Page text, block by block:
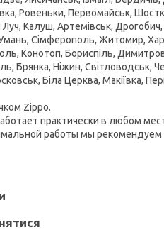
Ровеньки, Первомайськ,
Калуш, Артемівськ,
Сімферополь, Житомир,
Конотоп, Бориспіль,
Брянка, Ніжин, Світловодськ,
Біла Церква, Макіївка,
Zippo.
практически в любом
работы мы рекомендуем